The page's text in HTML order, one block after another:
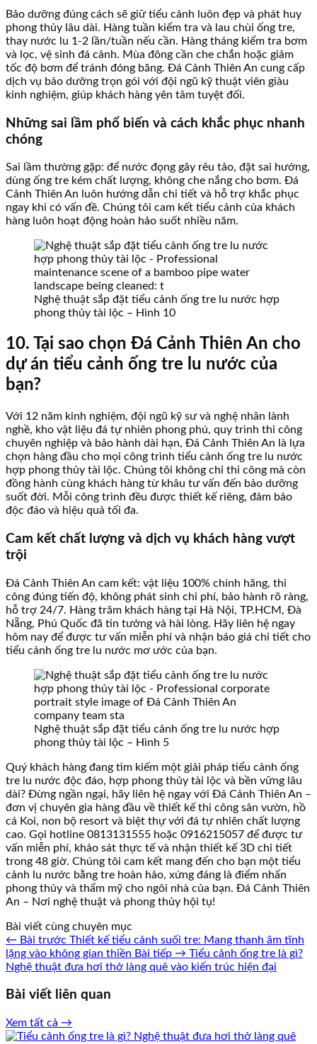
Bảo dưỡng đúng cách sẽ giữ tiểu cảnh luôn đẹp và phát huy
phong thủy lâu dài. Hàng tuần kiểm tra và lau chùi ống tre,
thay nước lu 1-2 lần/tuần nếu cần. Hàng tháng kiểm tra bơm
và lọc, vệ sinh đá cảnh. Mùa đông cần che chắn hoặc giảm
tốc độ bơm để tránh đóng băng. Đá Cảnh Thiên An cung cấp
dịch vụ bảo dưỡng trọn gói với đội ngũ kỹ thuật viên giàu
kinh nghiệm, giúp khách hàng yên tâm tuyệt đối.
Những sai lầm phổ biến và cách khắc phục nhanh
chóng
Sai lầm thường gặp: để nước đọng gây rêu tảo, đặt sai hướng,
dùng ống tre kém chất lượng, không che nắng cho bơm. Đá
Cảnh Thiên An luôn hướng dẫn chi tiết và hỗ trợ khắc phục
ngay khi có vấn đề. Chúng tôi cam kết tiểu cảnh của khách
hàng luôn hoạt động hoàn hảo suốt nhiều năm.
Nghệ thuật sắp đặt tiểu cảnh ống tre lu nước hợp
phong thủy tài lộc – Hình 10
10. Tại sao chọn Đá Cảnh Thiên An cho
dự án tiểu cảnh ống tre lu nước của
bạn?
Với 12 năm kinh nghiệm, đội ngũ kỹ sư và nghệ nhân lành
nghề, kho vật liệu đá tự nhiên phong phú, quy trình thi công
chuyên nghiệp và bảo hành dài hạn, Đá Cảnh Thiên An là lựa
chọn hàng đầu cho mọi công trình tiểu cảnh ống tre lu nước
hợp phong thủy tài lộc. Chúng tôi không chỉ thi công mà còn
đồng hành cùng khách hàng từ khâu tư vấn đến bảo dưỡng
suốt đời. Mỗi công trình đều được thiết kế riêng, đảm bảo
độc đáo và hiệu quả tối đa.
Cam kết chất lượng và dịch vụ khách hàng vượt
trội
Đá Cảnh Thiên An cam kết: vật liệu 100% chính hãng, thi
công đúng tiến độ, không phát sinh chi phí, bảo hành rõ ràng,
hỗ trợ 24/7. Hàng trăm khách hàng tại Hà Nội, TP.HCM, Đà
Nẵng, Phú Quốc đã tin tưởng và hài lòng. Hãy liên hệ ngay
hôm nay để được tư vấn miễn phí và nhận báo giá chi tiết cho
tiểu cảnh ống tre lu nước mơ ước của bạn.
Nghệ thuật sắp đặt tiểu cảnh ống tre lu nước hợp
phong thủy tài lộc – Hình 5
Quý khách hàng đang tìm kiếm một giải pháp tiểu cảnh ống
tre lu nước độc đáo, hợp phong thủy tài lộc và bền vững lâu
dài? Đừng ngần ngại, hãy liên hệ ngay với Đá Cảnh Thiên An –
đơn vị chuyên gia hàng đầu về thiết kế thi công sân vườn, hồ
cá Koi, non bộ resort và biệt thự với đá tự nhiên chất lượng
cao. Gọi hotline 0813131555 hoặc 0916215057 để được tư
vấn miễn phí, khảo sát thực tế và nhận thiết kế 3D chi tiết
trong 48 giờ. Chúng tôi cam kết mang đến cho bạn một tiểu
cảnh lu nước bằng tre hoàn hảo, xứng đáng là điểm nhấn
phong thủy và thẩm mỹ cho ngôi nhà của bạn. Đá Cảnh Thiên
An – Nơi nghệ thuật và phong thủy hội tụ!
Bài viết cùng chuyên mục
← Bài trước Thiết kế tiểu cảnh suối tre: Mang thanh âm tĩnh
lặng vào không gian thiền Bài tiếp → Tiểu cảnh ống tre là gì?
Nghệ thuật đưa hơi thở làng quê vào kiến trúc hiện đại
Bài viết liên quan
Xem tất cả →